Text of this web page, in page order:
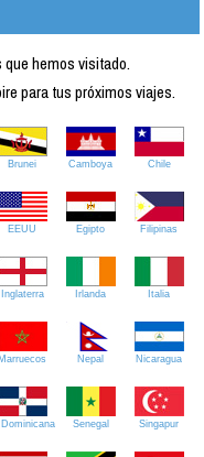
hemos visitado.
para tus próximos viajes.
Brunei Camboya Chile
EEUU Egipto Filipinas
Inglaterra Irlanda Italia
Marruecos Nepal Nicaragua
Senegal Singapur